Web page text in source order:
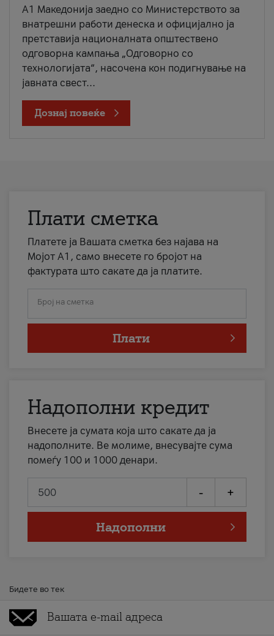
A1 Македонија заедно со Министерството за
внатрешни работи денеска и официјално ја
претставија националната општествено
одговорна кампања „Одговорно со
технологијата“, насочена кон подигнување на
јавната свест...
Дознај повеќе
Плати сметка
Платете ја Вашата сметка без најава на
Мојот А1, само внесете го бројот на
фактурата што сакате да ја платите.
Број на сметка
Плати
Надополни кредит
Внесете ја сумата која што сакате да ја
надополните. Ве молиме, внесувајте сума
помеѓу 100 и 1000 денари.
- +
Надополни
Бидете во тек